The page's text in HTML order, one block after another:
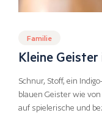
Familie
Kleine
Schnur, Stoff, ein
blauen Geister wie
auf spielerische und